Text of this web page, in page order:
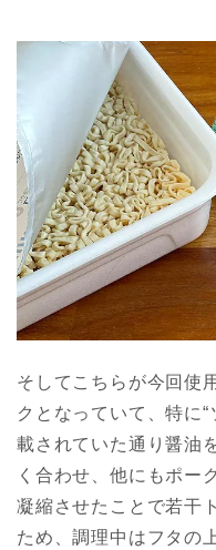
そしてこちらが今回使
クとなっていて、特に
載されていた通り醤油
く合わせ、他にもポー
凝縮させたことで若干
ため、調理中はフタの